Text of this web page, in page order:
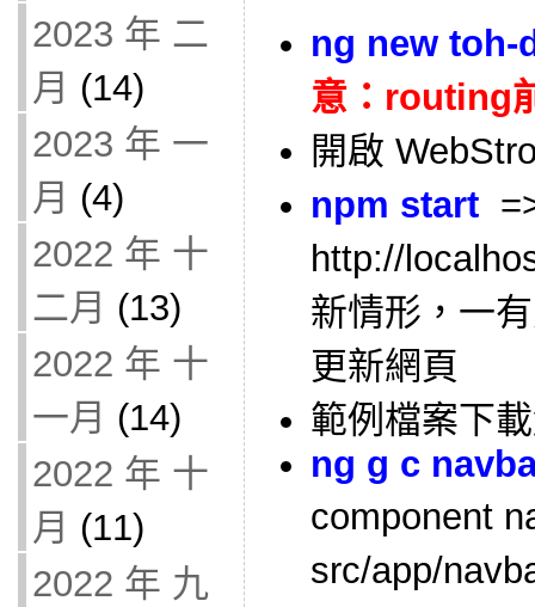
2023 年 二
月 (14)
2023 年 一
月 (4)
2022 年 十
二月 (13)
2022 年 十
一月 (14)
2022 年 十
月 (11)
2022 年 九
ng new
意：routing
開啟
npm start=>
http://
新情形，一
更新網頁
範例檔案下
ng g c
component
src/app/